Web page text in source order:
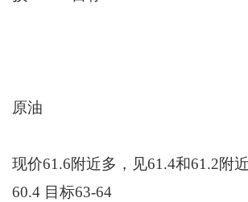
原油
现价61.6附近多，见61.4和61.2附
60.4 目标63-64